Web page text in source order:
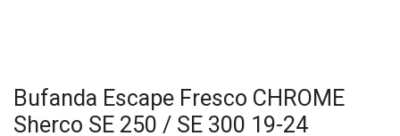
Bufanda Escape Fresco CHROME
Sherco SE 250 / SE 300 19-24